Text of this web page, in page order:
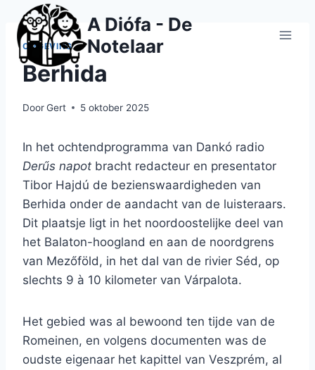
Doorgaan
naar
inhoud
A Diófa - De
Notelaar
OMGEVING
Berhida
DoorGert 5 oktober 2025
In het ochtendprogramma van Dankó radio
Derűs napot bracht redacteur en presentator
Tibor Hajdú de bezienswaardigheden van
Berhida onder de aandacht van de luisteraars.
Dit plaatsje ligt in het noordoostelijke deel van
het Balaton-hoogland en aan de noordgrens
van Mezőföld, in het dal van de rivier Séd, op
slechts 9 à 10 kilometer van Várpalota.
Het gebied was al bewoond ten tijde van de
Romeinen, en volgens documenten was de
oudste eigenaar het kapittel van Veszprém, al